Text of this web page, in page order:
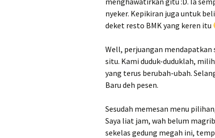
nyeker. Kepikiran juga untuk
deket resto BMK yang keren itu
Well, perjuangan mendapatkan
situ. Kami duduk-duduklah,
yang terus berubah-ubah.
Baru deh pesen.
Sesudah memesan menu
Saya liat jam, wah belum
sekelas gedung megah ini,